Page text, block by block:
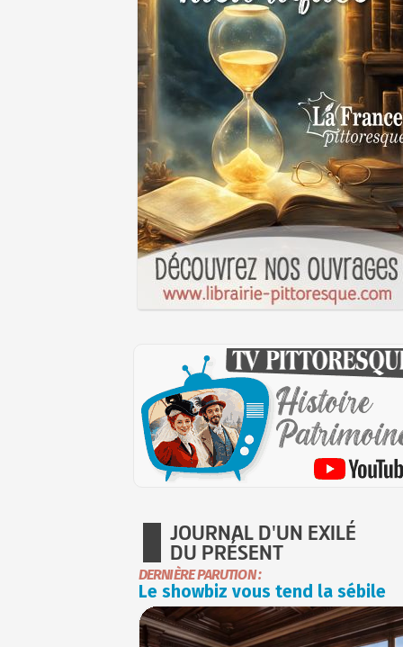
JOURNAL D'UN EXILÉ
DU PRÉSENT
DERNIÈRE PARUTION :
Le showbiz vous tend la sébile